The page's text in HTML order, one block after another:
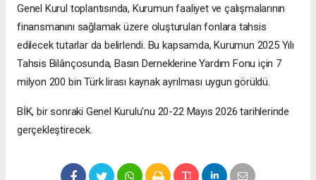
Genel Kurul toplantısında, Kurumun faaliyet ve çalışmalarının
finansmanını sağlamak üzere oluşturulan fonlara tahsis
edilecek tutarlar da belirlendi. Bu kapsamda, Kurumun 2025 Yılı
Tahsis Bilânçosunda, Basın Derneklerine Yardım Fonu için 7
milyon 200 bin Türk lirası kaynak ayrılması uygun görüldü.
BİK, bir sonraki Genel Kurulu'nu 20-22 Mayıs 2026 tarihlerinde
gerçekleştirecek.